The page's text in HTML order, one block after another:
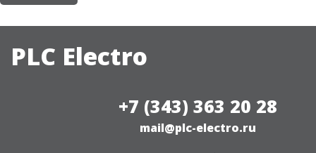
PLC Electro
+7 (343) 363 20 28
mail@plc-electro.ru